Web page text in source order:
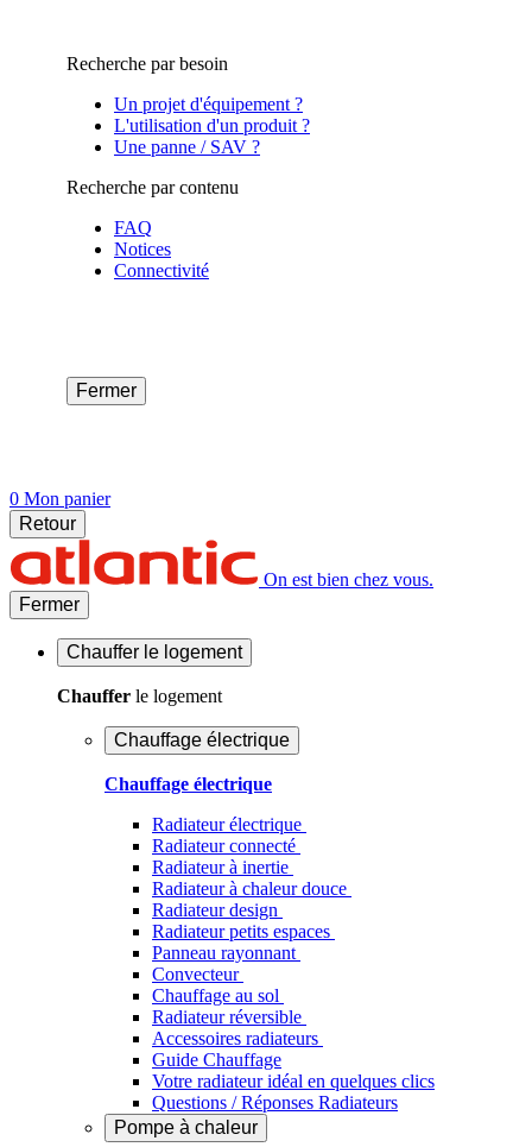
Recherche par besoin
Un projet d'équipement ?
L'utilisation d'un produit ?
Une panne / SAV ?
Recherche par contenu
FAQ
Notices
Connectivité
Fermer
0 Mon panier
Retour
On est bien chez vous.
Fermer
Chauffer le logement
Chauffer le logement
Chauffage électrique
Chauffage électrique
Radiateur électrique
Radiateur connecté
Radiateur à inertie
Radiateur à chaleur douce
Radiateur design
Radiateur petits espaces
Panneau rayonnant
Convecteur
Chauffage au sol
Radiateur réversible
Accessoires radiateurs
Guide Chauffage
Votre radiateur idéal en quelques clics
Questions / Réponses Radiateurs
Pompe à chaleur